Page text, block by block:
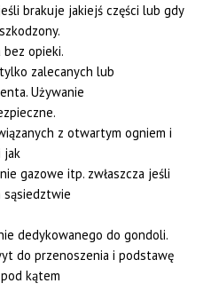
brakuje jakiejś części lub gdy
opieki.
zalecanych lub
Używanie
z otwartym ogniem i
jak
gazowe itp. zwłaszcza jeśli
sąsiedztwie
dedykowanego do gondoli.
do przenoszenia i podstawę
kątem